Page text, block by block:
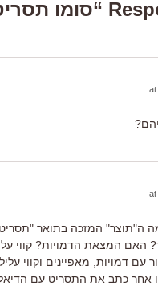
ה"תוצר" המזכה בתואר
האם המצאת הדמויות? קווי
דמויות, מאפיינים וקווי
אחר כתב את התסריט עם